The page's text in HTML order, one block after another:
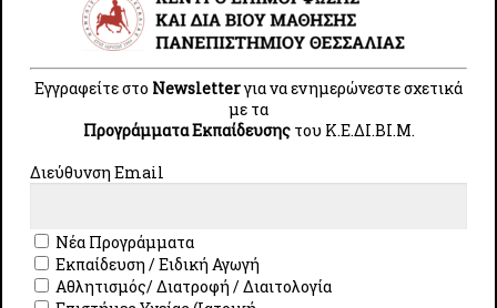
Εγγραφές
Συμπληρώστε την αίτηση συμμετοχής
για το εκπαιδευτικό πρόγραμμα με
τίτλο
«Γενικά και Ειδικά Θέματα
Διδακτικής Μεθοδολογίας για Ειδικούς
Παιδαγωγούς»
ONLINE ΑΙΤΗΣΗ ΣΥΜΜΕΤΟΧΗΣ
WORD ΑΙΤΗΣΗ ΣΥΜΜΕΤΟΧΗΣ
Εγγραφείτε στο Newsletterγια να ενημερώνεστε σχετικά
με τα
Προγράμματα Εκπαίδευσηςτου Κ.E.ΔI.ΒI.Μ.
Διεύθυνση Email
Νέα Προγράμματα
Εκπαίδευση / Ειδική Αγωγή
Αθλητισμός/ Διατροφή / Διαιτολογία